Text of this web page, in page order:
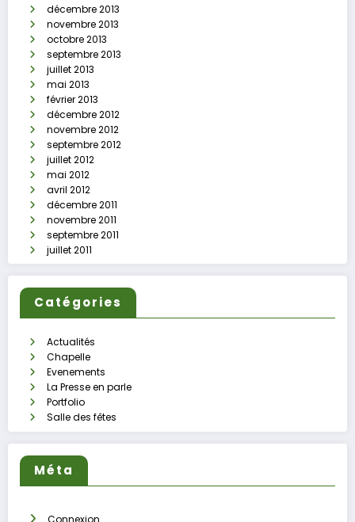
décembre 2013
novembre 2013
octobre 2013
septembre 2013
juillet 2013
mai 2013
février 2013
décembre 2012
novembre 2012
septembre 2012
juillet 2012
mai 2012
avril 2012
décembre 2011
novembre 2011
septembre 2011
juillet 2011
Catégories
Actualités
Chapelle
Evenements
La Presse en parle
Portfolio
Salle des fêtes
Méta
Connexion